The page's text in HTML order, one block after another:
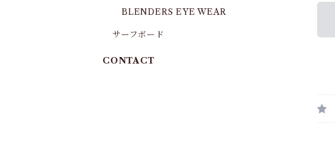
BLENDERS EYE WEAR
サーフボード
CONTACT